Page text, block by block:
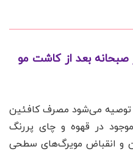
صبحانه بعد از کاشت مو
توصیه می‌شود مصرف کافئین
در قهوه و چای پررنگ
و انقباض مویرگ‌های سطحی